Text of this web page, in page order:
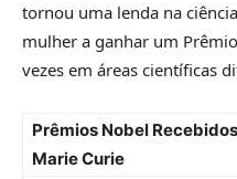
tornou uma lenda na
mulher a ganhar um
vezes em áreas científicas
Prêmios Nobel
Marie Curie